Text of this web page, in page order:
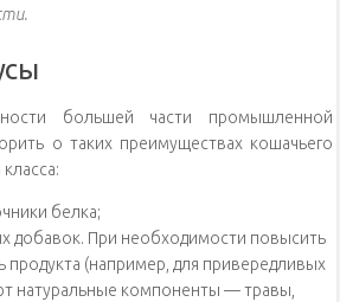
большей части промышленной
о таких преимуществах кошачьего
белка;
добавок. При необходимости повысить
продукта (например, для привередливых
натуральные компоненты — травы,